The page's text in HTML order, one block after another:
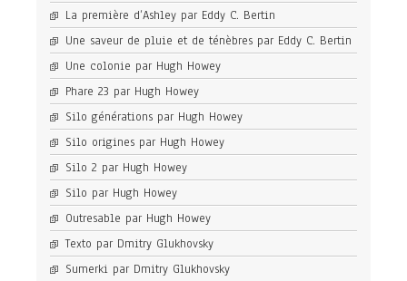
La première d’Ashley par Eddy C. Bertin
Une saveur de pluie et de ténèbres par Eddy C. Bertin
Une colonie par Hugh Howey
Phare 23 par Hugh Howey
Silo générations par Hugh Howey
Silo origines par Hugh Howey
Silo 2 par Hugh Howey
Silo par Hugh Howey
Outresable par Hugh Howey
Texto par Dmitry Glukhovsky
Sumerki par Dmitry Glukhovsky